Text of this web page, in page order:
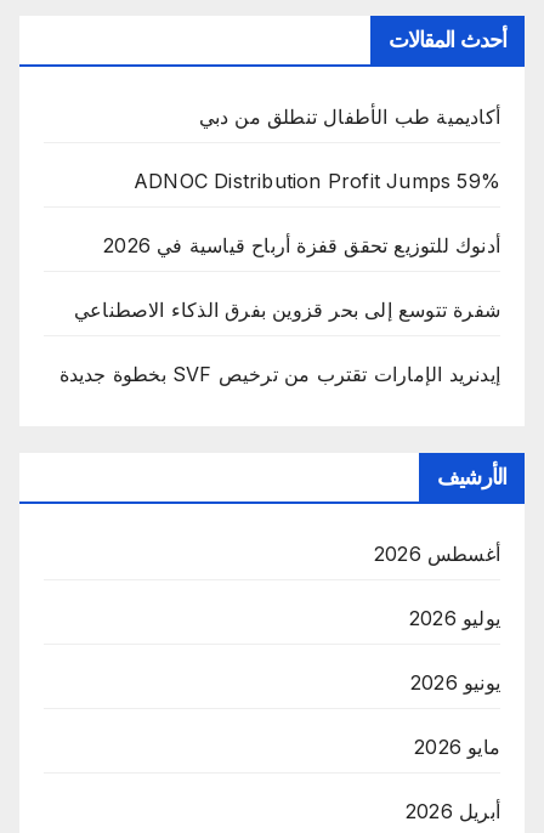
أحدث المقالات
أكاديمية طب الأطفال تنطلق من دبي
ADNOC Distribution Profit Jumps 59%
أدنوك للتوزيع تحقق قفزة أرباح قياسية في 2026
شفرة تتوسع إلى بحر قزوين بفرق الذكاء الاصطناعي
إيدنريد الإمارات تقترب من ترخيص SVF بخطوة جديدة
الأرشيف
أغسطس 2026
يوليو 2026
يونيو 2026
مايو 2026
أبريل 2026